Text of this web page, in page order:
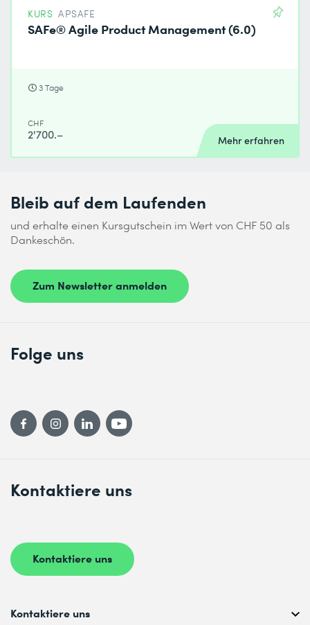
KURS APSAFE
SAFe® Agile Product Management (6.0)
3 Tage
CHF
2'700.– Mehr erfahren
Bleib auf dem Laufenden
und erhalte einen Kursgutschein im Wert von CHF 50 als
Dankeschön.
Zum Newsletter anmelden
Kontaktiere uns
Kontaktiere uns
Folge uns
Kontaktiere uns